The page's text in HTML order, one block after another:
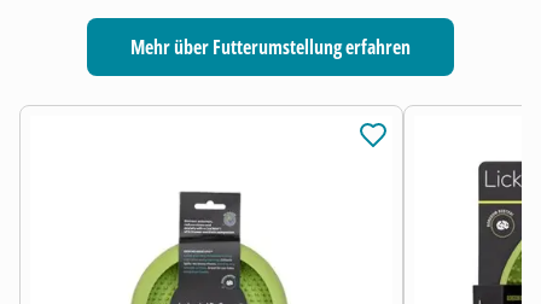
Mehr über Futterumstellung erfahren